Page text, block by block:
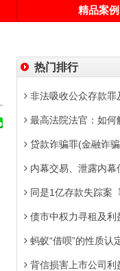
精品案例
热门排行
非法吸收公众存款罪
最高法院法官：如何
贷款诈骗罪(金融诈
内幕交易、泄露内幕
同是1亿存款失踪案
债市中权力寻租及利
蚂蚁“借呗”的性质
背信损害上市公司利